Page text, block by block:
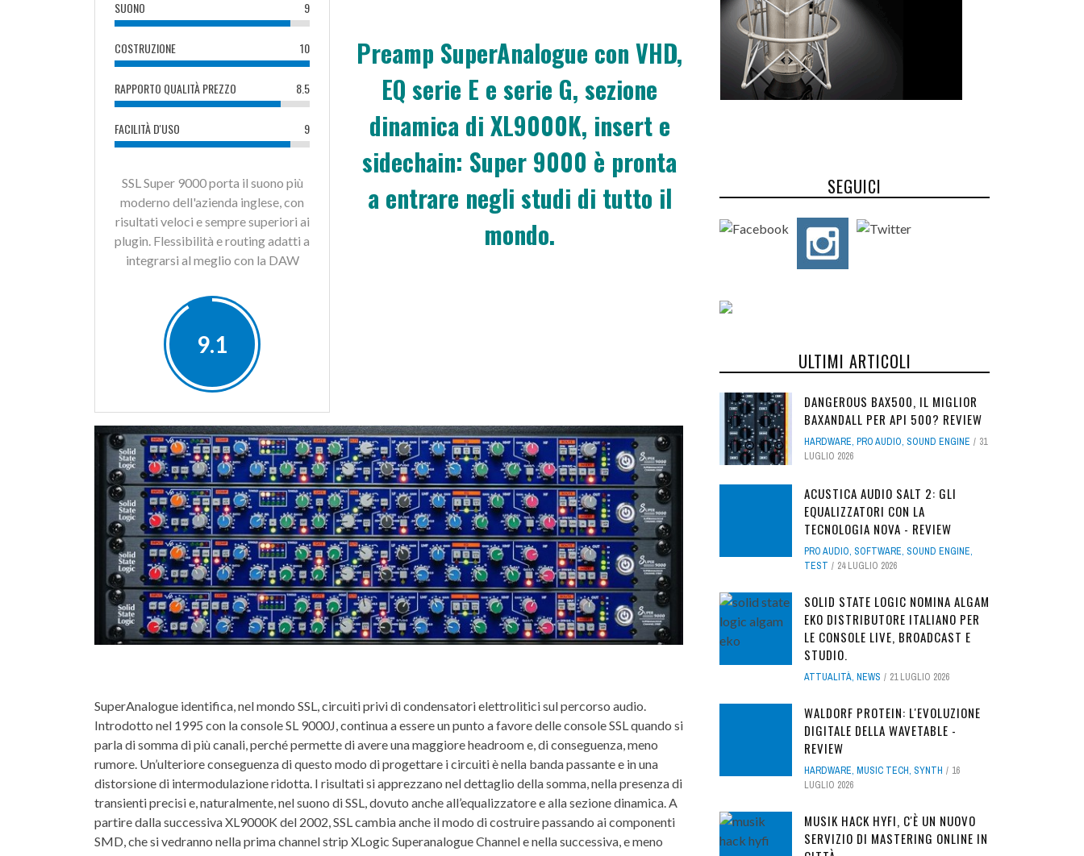
SUONO 9
COSTRUZIONE 10
RAPPORTO QUALITÀ PREZZO 8.5
FACILITÀ D'USO 9
SSL Super 9000 porta il suono più
moderno dell'azienda inglese, con
risultati veloci e sempre superiori ai
plugin. Flessibilità e routing adatti a
integrarsi al meglio con la DAW
9.1
Preamp SuperAnalogue con VHD,
EQ serie E e serie G, sezione
dinamica di XL9000K, insert e
sidechain: Super 9000 è pronta
a entrare negli studi di tutto il
mondo.
SuperAnalogue identifica, nel mondo SSL, circuiti privi di condensatori elettrolitici sul percorso audio.
Introdotto nel 1995 con la console SL 9000J, continua a essere un punto a favore delle console SSL quando si
parla di somma di più canali, perché permette di avere una maggiore headroom e, di conseguenza, meno
rumore. Un’ulteriore conseguenza di questo modo di progettare i circuiti è nella banda passante e in una
distorsione di intermodulazione ridotta. I risultati si apprezzano nel dettaglio della somma, nella presenza di
transienti precisi e, naturalmente, nel suono di SSL, dovuto anche all’equalizzatore e alla sezione dinamica. A
partire dalla successiva XL9000K del 2002, SSL cambia anche il modo di costruire passando ai componenti
SMD, che si vedranno nella prima channel strip XLogic Superanalogue Channel e nella successiva, e meno
SEGUICI
ULTIMI ARTICOLI
DANGEROUS BAX500, IL MIGLIOR
BAXANDALL PER API 500? REVIEW
HARDWARE, PRO AUDIO, SOUND ENGINE
31
LUGLIO 2026
ACUSTICA AUDIO SALT 2: GLI
EQUALIZZATORI CON LA
TECNOLOGIA NOVA - REVIEW
PRO AUDIO, SOFTWARE, SOUND ENGINE,
TEST
24 LUGLIO 2026
SOLID STATE LOGIC NOMINA ALGAM
EKO DISTRIBUTORE ITALIANO PER
LE CONSOLE LIVE, BROADCAST E
STUDIO.
ATTUALITÀ, NEWS 21 LUGLIO 2026
WALDORF PROTEIN: L'EVOLUZIONE
DIGITALE DELLA WAVETABLE -
REVIEW
HARDWARE, MUSIC TECH, SYNTH
16
LUGLIO 2026
MUSIK HACK HYFI, C'È UN NUOVO
SERVIZIO DI MASTERING ONLINE IN